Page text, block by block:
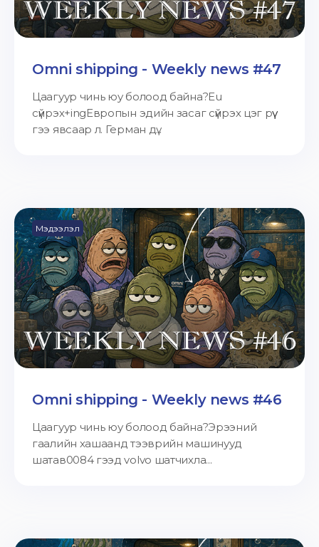
Omni shipping - Weekly news #47
Цаагуур чинь юу болоод байна?Eu
сүйрэх+ingЕвропын эдийн засаг сүйрэх цэг рүү
гээ явсаар л. Герман дү...
Мэдээлэл
Omni shipping - Weekly news #46
Цаагуур чинь юу болоод байна?Эрээний
гаалийн хашаанд тээврийн машинууд
шатав0084 гээд volvo шатчихла...